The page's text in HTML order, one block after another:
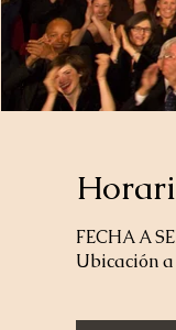
FECHA A
Ubicación